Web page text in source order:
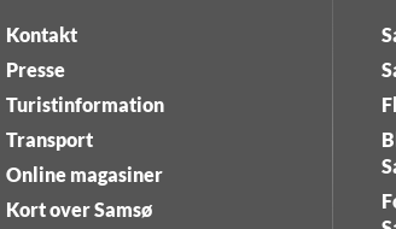
Kontakt
Presse
Turistinformation
Transport
Online magasiner
Kort over Samsø